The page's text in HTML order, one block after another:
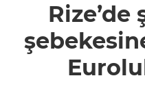
Rize’de